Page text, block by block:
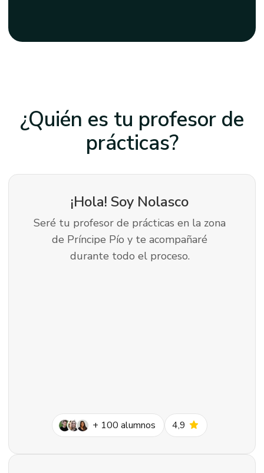
¿Quién es tu profesor de
prácticas?
¡Hola! Soy Nolasco
Seré tu profesor de prácticas en la zona
de Príncipe Pío y te acompañaré
durante todo el proceso.
+ 100 alumnos 4,9 star